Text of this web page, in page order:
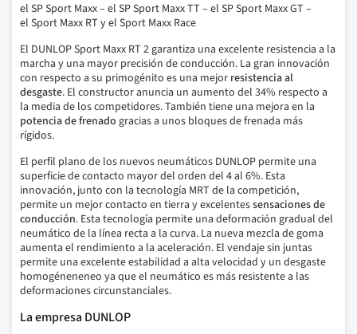
el SP Sport Maxx – el SP Sport Maxx TT – el SP Sport Maxx GT –
el Sport Maxx RT y el Sport Maxx Race
El DUNLOP Sport Maxx RT 2garantiza una excelente resistencia a la
marcha y una mayor precisión de conducción. La gran innovación
con respecto a su primogénito es una mejor resistencia al
desgaste. El constructor anuncia un aumento del 34% respecto a
la media de los competidores.También tiene una mejora en la
potencia de frenado gracias a unos bloques de frenada más
rígidos.
El perfil plano de los nuevos neumáticos DUNLOP permite una
superficie de contacto mayor del orden del 4 al 6%. Esta
innovación, junto con la tecnología MRT de la competición,
permite un mejor contacto en tierra y excelentessensaciones de
conducción. Esta tecnología permite una deformación gradual del
neumático de la línea recta a la curva. La nueva mezcla de goma
aumenta el rendimiento a la aceleración. El vendaje sin juntas
permite una excelente estabilidad a alta velocidad y un desgaste
homogéneneneo ya que el neumático es más resistente a las
deformaciones circunstanciales.
La empresa DUNLOP